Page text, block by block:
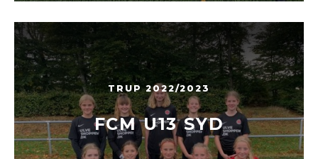
TRUP 2022/2023
FCM U13 SYD